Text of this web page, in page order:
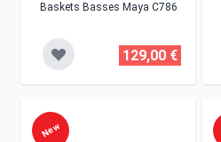
Baskets Basses Maya C786
129,00 €
New